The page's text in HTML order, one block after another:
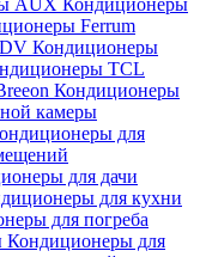
AUX Кондиционеры
Ferrum
Кондиционеры
TCL
Кондиционеры
камеры
для
для дачи
для кухни
для погреба
Кондиционеры для